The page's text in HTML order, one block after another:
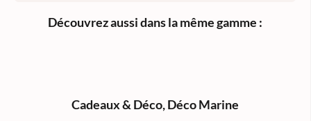
Découvrez aussi dans la même gamme :
Cadeaux & Déco,Déco Marine